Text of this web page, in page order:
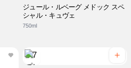
ジュール・ルベーグ メドック スペ
シャル・キュヴェ
750ml